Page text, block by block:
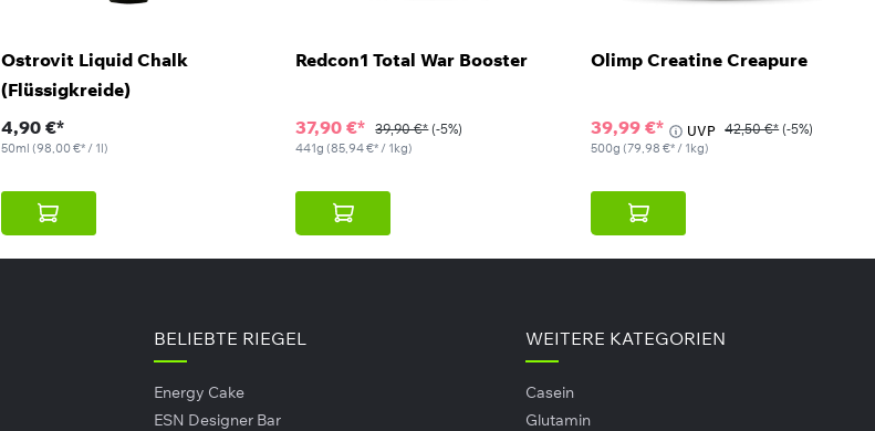
Ostrovit Liquid Chalk
(Flüssigkreide)
4,90 €*
50ml (98,00 €* / 1l)
Redcon1 Total War Booster
37,90 €* 39,90 €* (-5%)
441g (85,94 €* / 1kg)
Olimp Creatine Creapure
39,99 €* UVP 42,50 €* (-5%)
500g (79,98 €* / 1kg)
BELIEBTE RIEGEL
Energy Cake
ESN Designer Bar
WEITERE KATEGORIEN
Casein
Glutamin